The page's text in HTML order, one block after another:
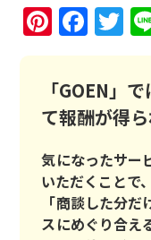
「GOEN」
て報酬が得ら
気になったサー
いただくことで、
「商談した分
スにめぐり合え